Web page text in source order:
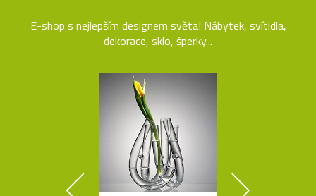
E-shop s nejlepším designem světa! Nábytek, svítidla,
dekorace, sklo, šperky...